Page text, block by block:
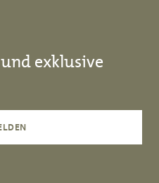
exklusive